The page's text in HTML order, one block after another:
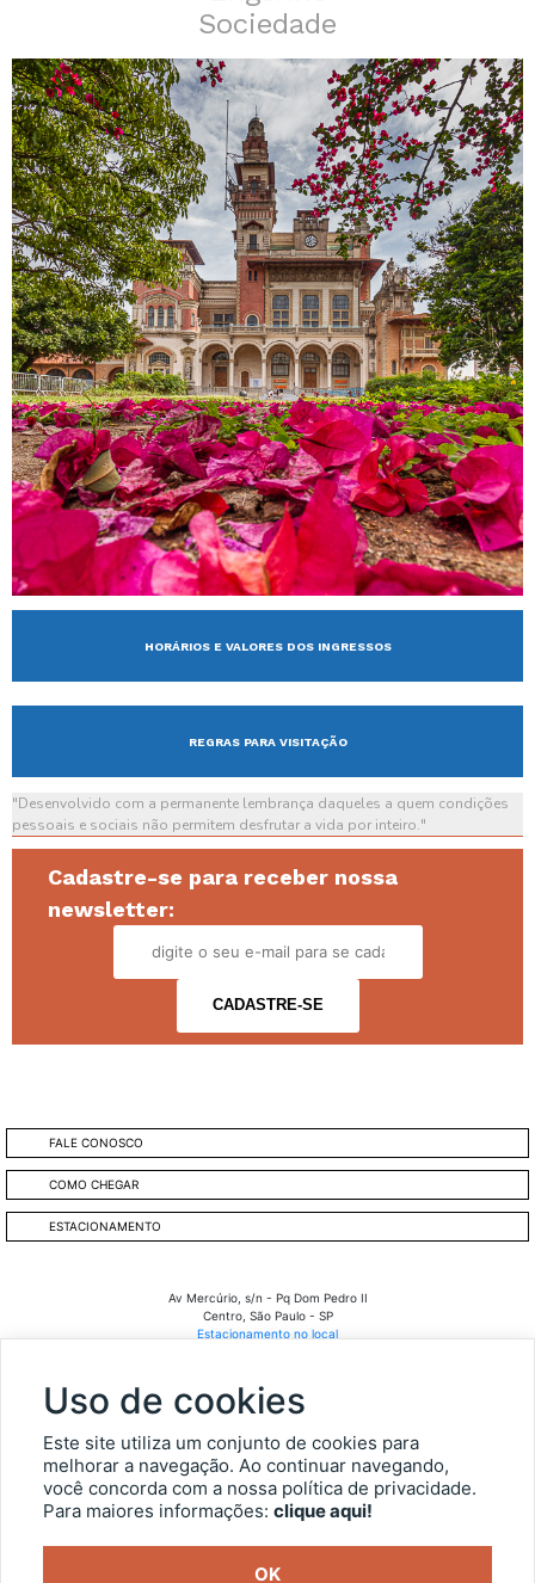
Sociedade
HORÁRIOS E VALORES DOS INGRESSOS
REGRAS PARA VISITAÇÃO
"Desenvolvido com a permanente lembrança daqueles a quem condições
pessoais e sociais não permitem desfrutar a vida por inteiro."
Cadastre-se para receber nossa
newsletter:
FALE CONOSCO
COMO CHEGAR
ESTACIONAMENTO
Av Mercúrio, s/n - Pq Dom Pedro II
Centro, São Paulo - SP
Estacionamento no local
SECRETARIA DA CULTURA, ECONOMIA E INDÚSTRIA CRIATIVAS
OUVIDORIA
TRANSPARÊNCIA
Uso de cookies
Este site utiliza um conjunto de cookies para
melhorar a navegação. Ao continuar navegando,
você concorda com a nossa política de privacidade.
Para maiores informações: clique aqui!
OK